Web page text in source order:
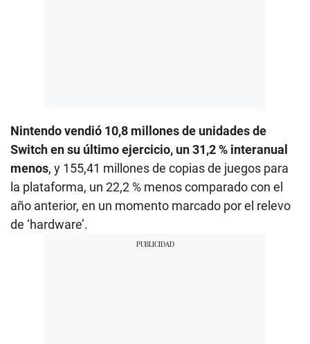
Nintendo vendió 10,8 millones de unidades de
Switch en su último ejercicio, un 31,2 % interanual
menos, y 155,41 millones de copias de juegos para
la plataforma, un 22,2 % menos comparado con el
año anterior, en un momento marcado por el relevo
de ‘hardware’.